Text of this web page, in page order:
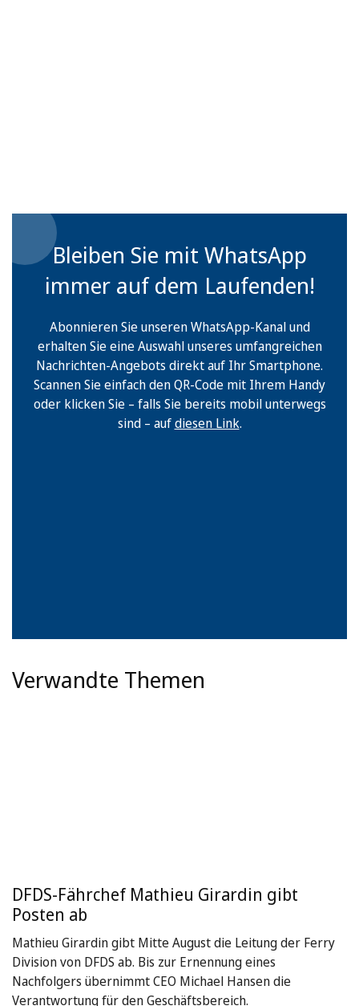
Bleiben Sie mit WhatsApp
immer auf dem Laufenden!
Abonnieren Sie unseren WhatsApp-Kanal und
erhalten Sie eine Auswahl unseres umfangreichen
Nachrichten-Angebots direkt auf Ihr Smartphone.
Scannen Sie einfach den QR-Code mit Ihrem Handy
oder klicken Sie – falls Sie bereits mobil unterwegs
sind – aufdiesen Link.
Verwandte Themen
DFDS-Fährchef Mathieu Girardin gibt
Posten ab
Mathieu Girardin gibt Mitte August die Leitung der Ferry
Division von DFDS ab. Bis zur Ernennung eines
Nachfolgers übernimmt CEO Michael Hansen die
Verantwortung für den Geschäftsbereich.